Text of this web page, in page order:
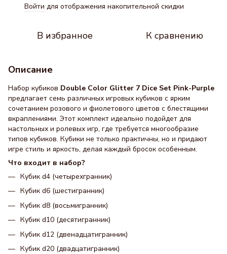
Войти для отображения накопительной скидки
В избранное К сравнению
Описание
Набор кубиков Double Color Glitter 7 Dice Set Pink-Purple
предлагает семь различных игровых кубиков с ярким
сочетанием розового и фиолетового цветов с блестящими
вкраплениями. Этот комплект идеально подойдет для
настольных и ролевых игр, где требуется многообразие
типов кубиков. Кубики не только практичны, но и придают
игре стиль и яркость, делая каждый бросок особенным.
Что входит в набор?
Кубик d4 (четырехгранник)
Кубик d6 (шестигранник)
Кубик d8 (восьмигранник)
Кубик d10 (десятигранник)
Кубик d12 (двенадцатигранник)
Кубик d20 (двадцатигранник)